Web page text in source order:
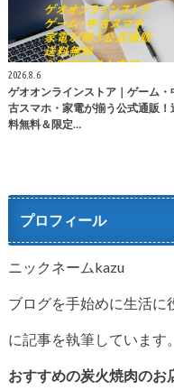
2026.8.6
ゲオオンラインストア｜ゲーム・
古スマホ・家電が揃う公式通販！
料無料＆限定…
プロフィール
ニックネームkazu
ブログを手始めに生活に
に記事を執筆しています。
おすすめの炭火焼肉のお